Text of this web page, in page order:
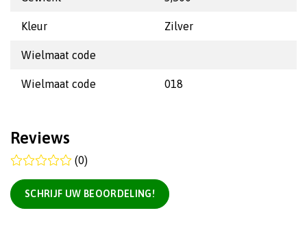
Kleur Zilver
Wielmaat code
Wielmaat code 018
Reviews
(0)
SCHRIJF UW BEOORDELING!